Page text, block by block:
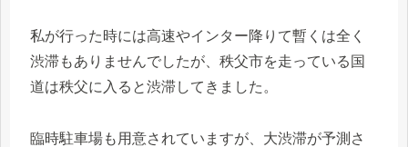
私が行った時には高速やインター降りて暫くは全く
渋滞もありませんでしたが、秩父市を走っている国
道は秩父に入ると渋滞してきました。
臨時駐車場も用意されていますが、大渋滞が予測さ